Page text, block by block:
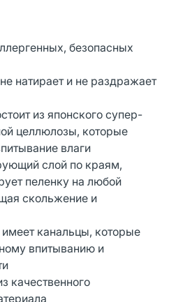
безопасных
натирает и не раздражает
из японского супер-
целлюлозы, которые
влаги
слой по краям,
пеленку на любой
скольжение и
канальцы, которые
впитыванию и
качественного